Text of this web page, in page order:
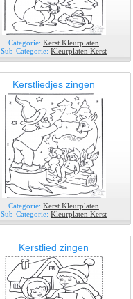
Categorie: Kerst Kleurplaten
Sub-Categorie: Kleurplaten Kerst
Kerstliedjes zingen
Categorie: Kerst Kleurplaten
Sub-Categorie: Kleurplaten Kerst
Kerstlied zingen